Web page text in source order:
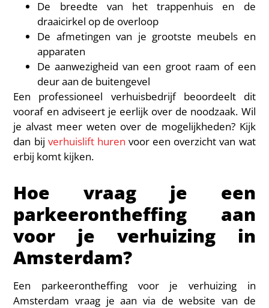
De breedte van het trappenhuis en de
draaicirkel op de overloop
De afmetingen van je grootste meubels en
apparaten
De aanwezigheid van een groot raam of een
deur aan de buitengevel
Een professioneel verhuisbedrijf beoordeelt dit
vooraf en adviseert je eerlijk over de noodzaak. Wil
je alvast meer weten over de mogelijkheden? Kijk
dan bij verhuislift huren voor een overzicht van wat
erbij komt kijken.
Hoe vraag je een
parkeerontheffing aan
voor je verhuizing in
Amsterdam?
Een parkeerontheffing voor je verhuizing in
Amsterdam vraag je aan via de website van de